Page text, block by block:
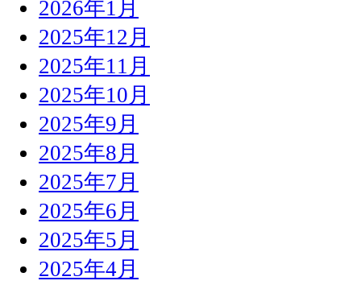
2026年1月
2025年12月
2025年11月
2025年10月
2025年9月
2025年8月
2025年7月
2025年6月
2025年5月
2025年4月